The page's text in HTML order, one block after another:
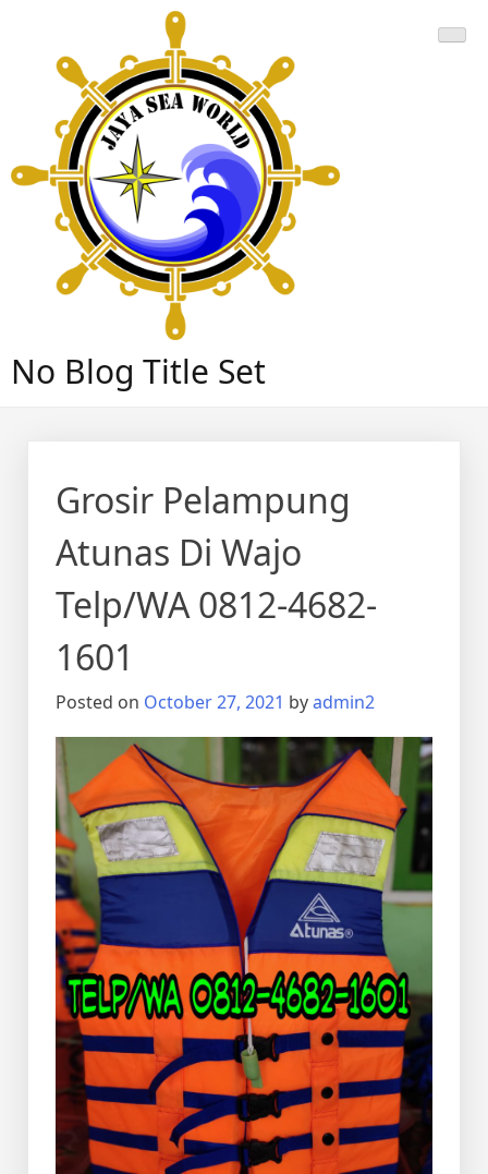
content
No Blog Title Set
Grosir Pelampung
Atunas Di Wajo
Telp/WA 0812-4682-
1601
Posted on October 27, 2021 byadmin2